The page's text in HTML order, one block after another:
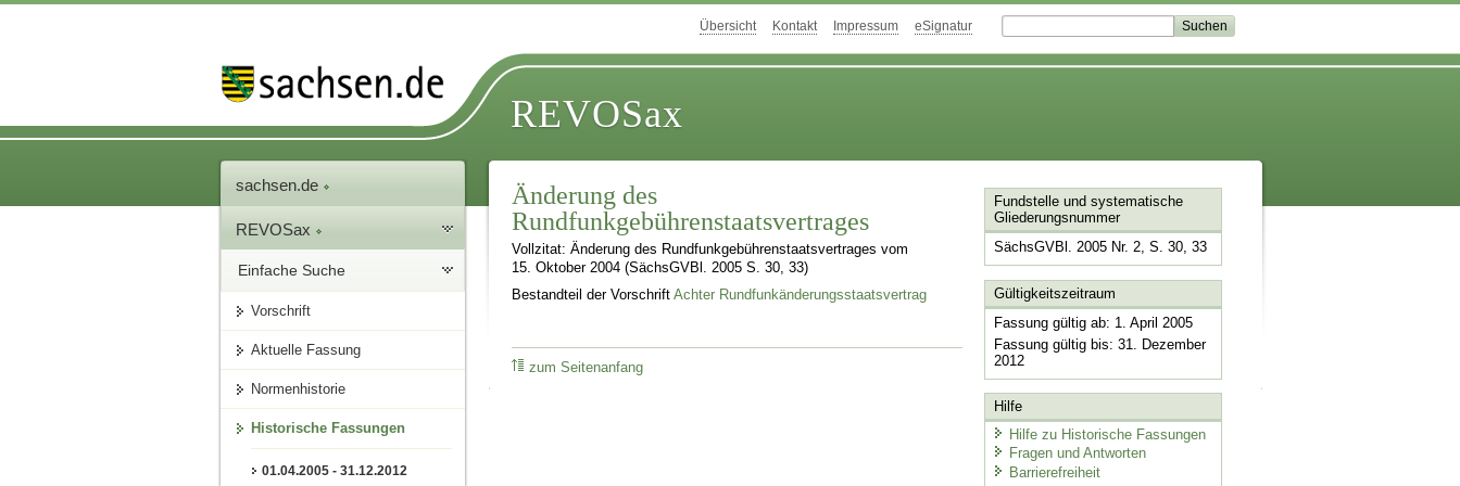
Übersicht Kontakt Impressum eSignatur
REVOSax
sachsen.de
REVOSax
Einfache Suche
Vorschrift
Aktuelle Fassung
Normenhistorie
Historische Fassungen
01.04.2005 - 31.12.2012
Änderung des
Rundfunkgebührenstaatsvertrages
Vollzitat: Änderung des Rundfunkgebührenstaatsvertrages vom
15. Oktober 2004 (SächsGVBl. 2005 S. 30, 33)
Bestandteil der VorschriftAchter Rundfunkänderungsstaatsvertrag
zum Seitenanfang
Fundstelle und systematische
Gliederungsnummer
SächsGVBl. 2005 Nr. 2, S. 30, 33
Gültigkeitszeitraum
Fassung gültig ab: 1. April 2005
Fassung gültig bis: 31. Dezember
2012
Hilfe
Hilfe zu Historische Fassungen
Fragen und Antworten
Barrierefreiheit